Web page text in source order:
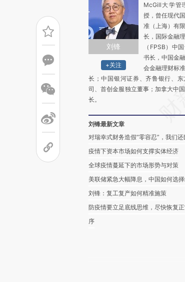
刘锋
+关注
McGill大学管
授，曾任现代
准（上海）有
长，国际金融
（FPSB）中
书长，中国金
会金融理财标
长；中国银河证券、齐鲁银行、
司、首创金服独立董事；加拿大中
长。
刘锋最新文章
对瑞幸式财务造假“零容忍”，我们还
疫情下资本市场如何支撑实体经济
全球疫情蔓延下的市场形势与对策
美联储紧急大幅降息，中国如何选
刘锋：复工复产如何精准施策
防疫情要立足底线思维，尽快恢复
序